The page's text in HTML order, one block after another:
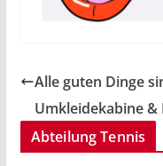
Alle guten Dinge
Umkleidekabine &
Abteilung Tennis